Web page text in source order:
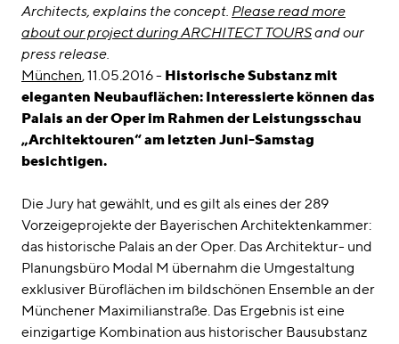
Architects, explains the concept. Please read more
about our project during ARCHITECT TOURSand our
press release.
München, 11.05.2016 - Historische Substanz mit
eleganten Neubauflächen: Interessierte können das
Palais an der Oper im Rahmen der Leistungsschau
„Architektouren“ am letzten Juni-Samstag
besichtigen.
Die Jury hat gewählt, und es gilt als eines der 289
Vorzeigeprojekte der Bayerischen Architektenkammer:
das historische Palais an der Oper. Das Architektur- und
Planungsbüro Modal M übernahm die Umgestaltung
exklusiver Büroflächen im bildschönen Ensemble an der
Münchener Maximilianstraße. Das Ergebnis ist eine
einzigartige Kombination aus historischer Bausubstanz